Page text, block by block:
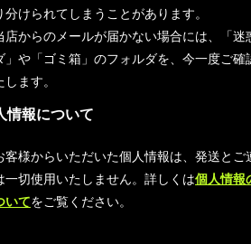
分けられてしまうことがあります。
店からのメールが届かない場合には、「迷
」や「ゴミ箱」のフォルダを、今一度ご確
します。
情報について
客様からいただいた個人情報は、発送とご
一切使用いたしません。詳しくは個人情報
いてをご覧ください。